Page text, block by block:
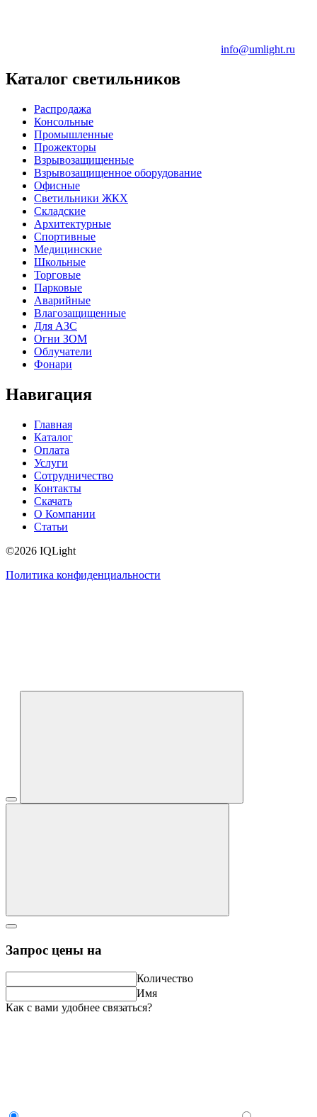
info@umlight.ru
Каталог светильников
Распродажа
Консольные
Промышленные
Прожекторы
Взрывозащищенные
Взрывозащищенное оборудование
Офисные
Cветильники ЖКХ
Складские
Архитектурные
Спортивные
Медицинские
Школьные
Торговые
Парковые
Аварийные
Влагозащищенные
Для АЗС
Огни ЗОМ
Облучатели
Фонари
Навигация
Главная
Каталог
Оплата
Услуги
Сотрудничество
Контакты
Скачать
О Компании
Статьи
©2026 IQLight
Политика конфиденциальности
Запрос цены на
Количество
Имя
Как с вами удобнее связаться?